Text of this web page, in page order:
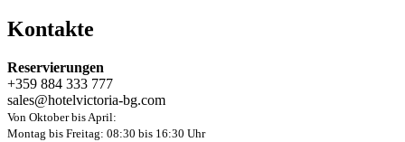
Kontakte
Reservierungen
+359 884 333 777
sales@hotelvictoria-bg.com
Von Oktober bis April:
Montag bis Freitag: 08:30 bis 16:30 Uhr